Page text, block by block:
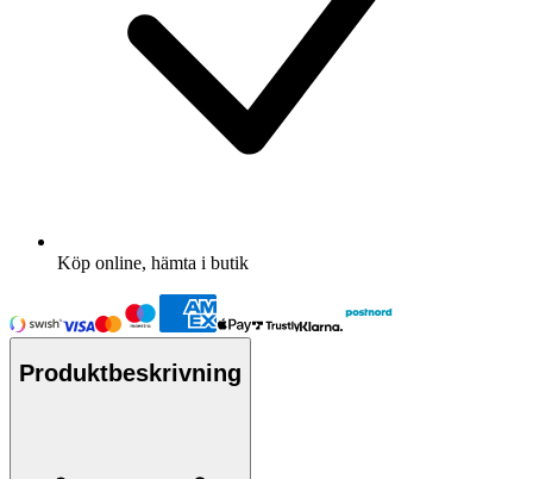
Köp online, hämta i butik
Produktbeskrivning